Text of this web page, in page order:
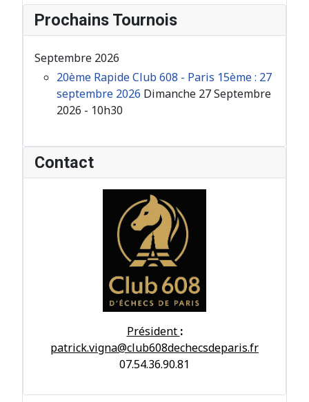
Prochains Tournois
Septembre 2026
20ème Rapide Club 608 - Paris 15ème : 27
septembre 2026 Dimanche 27 Septembre
2026 - 10h30
Contact
Président :
patrick.vigna@club608dechecsdeparis.fr
07.54.36.90.81